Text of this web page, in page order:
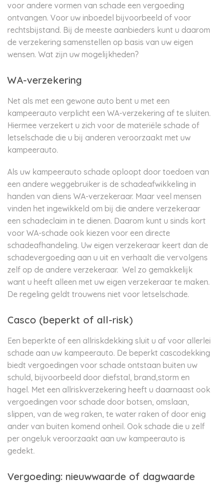
voor andere vormen van schade een vergoeding
ontvangen. Voor uw inboedel bijvoorbeeld of voor
rechtsbijstand. Bij de meeste aanbieders kunt u daarom
de verzekering samenstellen op basis van uw eigen
wensen. Wat zijn uw mogelijkheden?
WA-verzekering
Net als met een gewone auto bent u met een
kampeerauto verplicht een WA-verzekering af te sluiten.
Hiermee verzekert u zich voor de materiële schade of
letselschade die u bij anderen veroorzaakt met uw
kampeerauto.
Als uw kampeerauto schade oploopt door toedoen van
een andere weggebruiker is de schadeafwikkeling in
handen van diens WA-verzekeraar. Maar veel mensen
vinden het ingewikkeld om bij die andere verzekeraar
een schadeclaim in te dienen. Daarom kunt u sinds kort
voor WA-schade ook kiezen voor een directe
schadeafhandeling. Uw eigen verzekeraar keert dan de
schadevergoeding aan u uit en verhaalt die vervolgens
zelf op de andere verzekeraar. Wel zo gemakkelijk
want u heeft alleen met uw eigen verzekeraar te maken.
De regeling geldt trouwens niet voor letselschade.
Casco (beperkt of all-risk)
Een beperkte of een allriskdekking sluit u af voor allerlei
schade aan uw kampeerauto. De beperkt cascodekking
biedt vergoedingen voor schade ontstaan buiten uw
schuld, bijvoorbeeld door diefstal, brand,storm en
hagel. Met een allriskverzekering heeft u daarnaast ook
vergoedingen voor schade door botsen, omslaan,
slippen, van de weg raken, te water raken of door enig
ander van buiten komend onheil. Ook schade die u zelf
per ongeluk veroorzaakt aan uw kampeerauto is
gedekt.
Vergoeding: nieuwwaarde of dagwaarde